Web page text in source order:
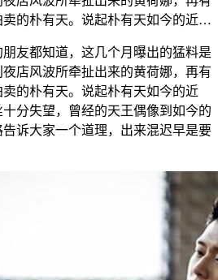
的朴有天。说起朴有天如今的近…
友都知道，这几个月曝出的猛料是
店风波所牵扯出来的黄荷娜，再有
的朴有天。说起朴有天如今的近
分失望，曾经的天王偶像到如今的
诉大家一个道理，出来混迟早是要